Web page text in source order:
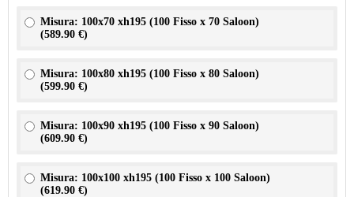
Misura: 100x70 xh195 (100 Fisso x 70 Saloon)
(589.90 €)
Misura: 100x80 xh195 (100 Fisso x 80 Saloon)
(599.90 €)
Misura: 100x90 xh195 (100 Fisso x 90 Saloon)
(609.90 €)
Misura: 100x100 xh195 (100 Fisso x 100 Saloon)
(619.90 €)